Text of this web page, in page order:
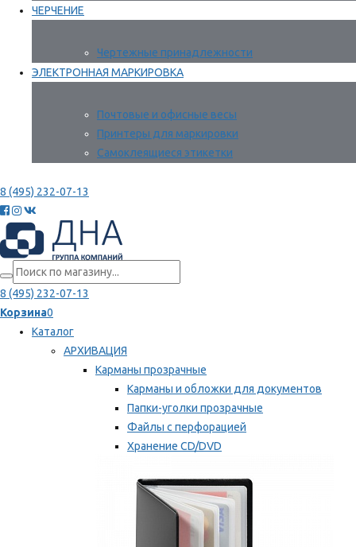
ЧЕРЧЕНИЕ
Чертежные принадлежности
ЭЛЕКТРОННАЯ МАРКИРОВКА
Почтовые и офисные весы
Принтеры для маркировки
Самоклеящиеся этикетки
8 (495) 232-07-13
8 (495) 232-07-13
Корзина0
Каталог
АРХИВАЦИЯ
Карманы прозрачные
Карманы и обложки для документов
Папки-уголки прозрачные
Файлы с перфорацией
Хранение CD/DVD
Мы рекомендуем